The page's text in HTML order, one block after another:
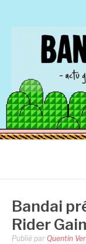
BAND
Actu Geek d'hier et
Bandai
Rider
Publié par Quentin